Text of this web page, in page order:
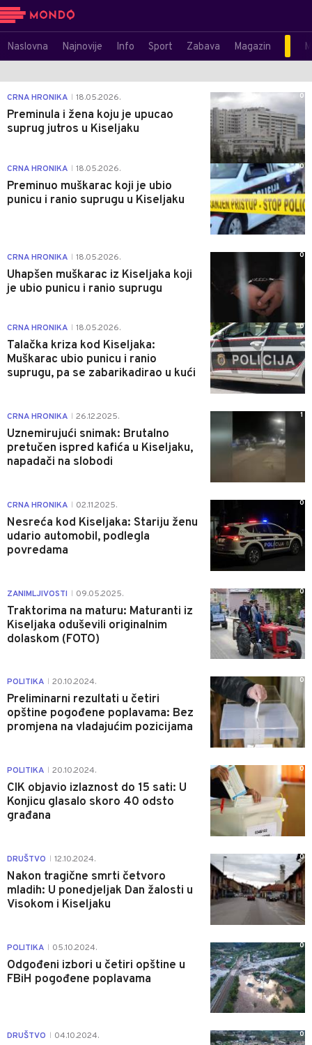
Naslovna Najnovije Info Sport Zabava Magazin
CRNA HRONIKA 18.05.2026.
Preminula i žena koju je upucao
suprug jutros u Kiseljaku
0
CRNA HRONIKA 18.05.2026.
Preminuo muškarac koji je ubio
punicu i ranio suprugu u Kiseljaku
0
CRNA HRONIKA 18.05.2026.
Uhapšen muškarac iz Kiseljaka koji
je ubio punicu i ranio suprugu
0
CRNA HRONIKA 18.05.2026.
Talačka kriza kod Kiseljaka:
Muškarac ubio punicu i ranio
suprugu, pa se zabarikadirao u kući
0
CRNA HRONIKA 26.12.2025.
Uznemirujući snimak: Brutalno
pretučen ispred kafića u Kiseljaku,
napadači na slobodi
1
CRNA HRONIKA 02.11.2025.
Nesreća kod Kiseljaka: Stariju ženu
udario automobil, podlegla
povredama
0
ZANIMLJIVOSTI 09.05.2025.
Traktorima na maturu: Maturanti iz
Kiseljaka oduševili originalnim
dolaskom (FOTO)
0
POLITIKA 20.10.2024.
Preliminarni rezultati u četiri
opštine pogođene poplavama: Bez
promjena na vladajućim pozicijama
0
POLITIKA 20.10.2024.
CIK objavio izlaznost do 15 sati: U
Konjicu glasalo skoro 40 odsto
građana
0
DRUŠTVO 12.10.2024.
Nakon tragične smrti četvoro
mladih: U ponedjeljak Dan žalosti u
Visokom i Kiseljaku
0
POLITIKA 05.10.2024.
Odgođeni izbori u četiri opštine u
FBiH pogođene poplavama
0
DRUŠTVO 04.10.2024. 0